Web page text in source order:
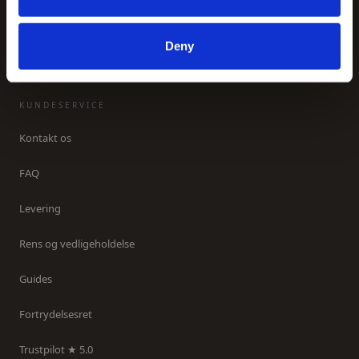
Deny
KUNDESERVICE
Kontakt os
FAQ
Levering
Rens og vedligeholdelse
Guides
Fortrydelsesret
Trustpilot ★ 5.0